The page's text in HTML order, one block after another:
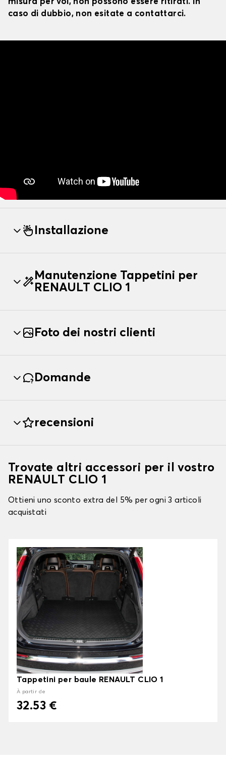
misura per voi, non possono essere ritirati. In
caso di dubbio, non esitate a contattarci.
Installazione
Manutenzione Tappetini per
RENAULT CLIO 1
Foto dei nostri clienti
Domande
recensioni
Trovate altri accessori per il vostro
RENAULT CLIO 1
Ottieni uno sconto extra del 5% per ogni 3 articoli
acquistati
Tappetini per baule RENAULT CLIO 1
À partir de
32.53 €